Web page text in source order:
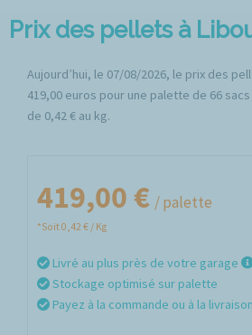
Prix des pellets à
Aujourd’hui, le 07/08/2026, le prix des
419,00 euros pour une palette de 66
de 0,42 € au kg.
419,00 € / palette
*Soit 0,42 € / Kg
Livré au plus près de votre garage
Stockage optimisé sur palette
Payez à la commande ou à la livraison